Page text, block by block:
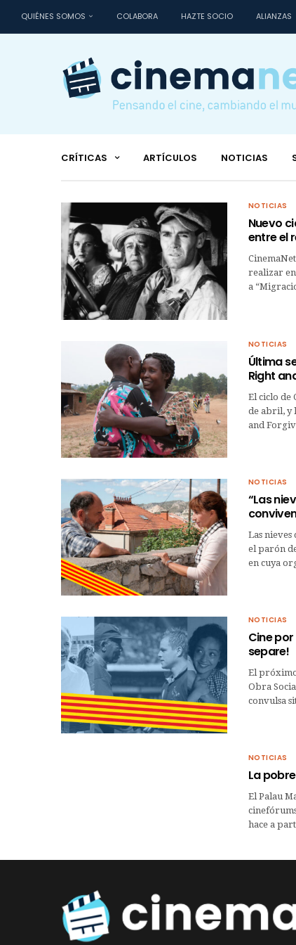
QUIÉNES SOMOS COLABORA HAZTE SOCIO ALIANZAS
CRÍTICAS ARTÍCULOS NOTICIAS
NOTICIAS
Nuevo
entre el
realizar
a
NOTICIAS
Última
Right
El ciclo de
de abril, y
and
NOTICIAS
“Las
Las
el parón
en cuya
NOTICIAS
Cine
separe!
El
Obra
convulsa
NOTICIAS
La
El Palau
hace a